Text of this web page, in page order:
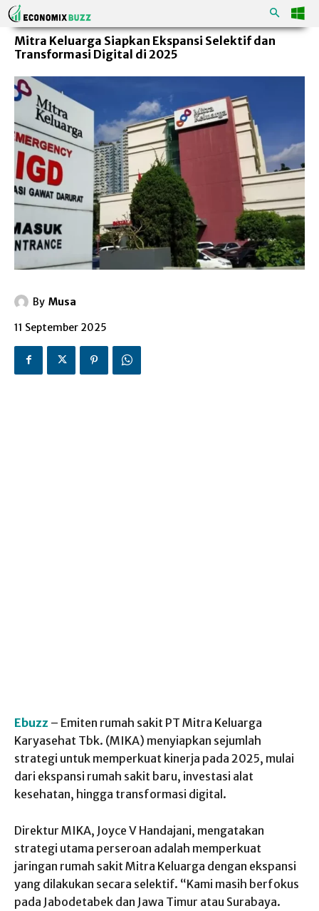
Mitra Keluarga Siapkan Ekspansi Selektif dan
Transformasi Digital di 2025
By Musa
11 September 2025
Ebuzz – Emiten rumah sakit PT Mitra Keluarga
Karyasehat Tbk. (MIKA) menyiapkan sejumlah
strategi untuk memperkuat kinerja pada 2025, mulai
dari ekspansi rumah sakit baru, investasi alat
kesehatan, hingga transformasi digital.
Direktur MIKA, Joyce V Handajani, mengatakan
strategi utama perseroan adalah memperkuat
jaringan rumah sakit Mitra Keluarga dengan ekspansi
yang dilakukan secara selektif. “Kami masih berfokus
pada Jabodetabek dan Jawa Timur atau Surabaya.